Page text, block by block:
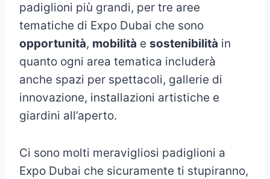
padiglioni più grandi, per tre aree
tematiche di Expo Dubai che sono
opportunità, mobilità e sostenibilità in
quanto ogni area tematica includerà
anche spazi per spettacoli, gallerie di
innovazione, installazioni artistiche e
giardini all’aperto.
Ci sono molti meravigliosi padiglioni a
Expo Dubai che sicuramente ti stupiranno,